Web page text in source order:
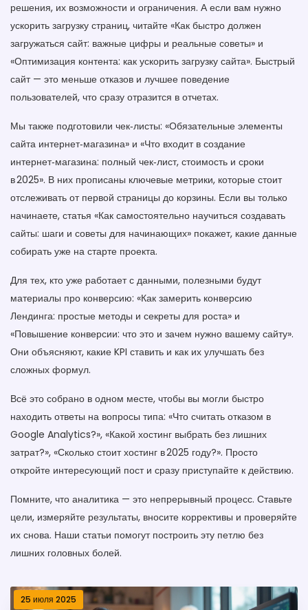
решения, их возможности и ограничения. А если вам нужно
ускорить загрузку страниц, читайте «Как быстро должен
загружаться сайт: важные цифры и реальные советы» и
«Оптимизация контента: как ускорить загрузку сайта». Быстрый
сайт — это меньше отказов и лучшее поведение
пользователей, что сразу отразится в отчетах.
Мы также подготовили чек‑листы: «Обязательные элементы
сайта интернет‑магазина» и «Что входит в создание
интернет‑магазина: полный чек‑лист, стоимость и сроки
в 2025». В них прописаны ключевые метрики, которые стоит
отслеживать от первой страницы до корзины. Если вы только
начинаете, статья «Как самостоятельно научиться создавать
сайты: шаги и советы для начинающих» покажет, какие данные
собирать уже на старте проекта.
Для тех, кто уже работает с данными, полезными будут
материалы про конверсию: «Как замерить конверсию
Лендинга: простые методы и секреты для роста» и
«Повышение конверсии: что это и зачем нужно вашему сайту».
Они объясняют, какие KPI ставить и как их улучшать без
сложных формул.
Всё это собрано в одном месте, чтобы вы могли быстро
находить ответы на вопросы типа: «Что считать отказом в
Google Analytics?», «Какой хостинг выбрать без лишних
затрат?», «Сколько стоит хостинг в 2025 году?». Просто
откройте интересующий пост и сразу приступайте к действию.
Помните, что аналитика — это непрерывный процесс. Ставьте
цели, измеряйте результаты, вносите коррективы и проверяйте
их снова. Наши статьи помогут построить эту петлю без
лишних головных болей.
25 июля 2025